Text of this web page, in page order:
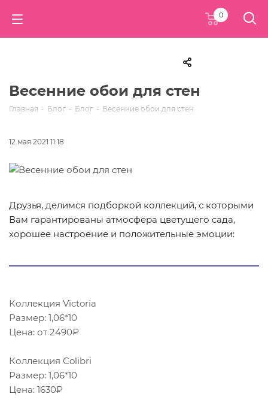
0
Весенние обои для стен
Главная - Блог - Блог - Весенние обои для стен
12 мая 2021 11:18
Друзья, делимся подборкой коллекций, с которыми
Вам гарантированы атмосфера цветущего сада,
хорошее настроение и положительные эмоции:
Коллекция Victoria
Размер: 1,06*10
Цена: от 2490₽
Коллекция Colibri
Размер: 1,06*10
Цена: 1630₽